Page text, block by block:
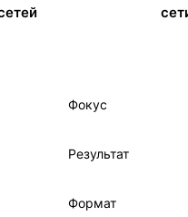
Фокус
Результат
Формат